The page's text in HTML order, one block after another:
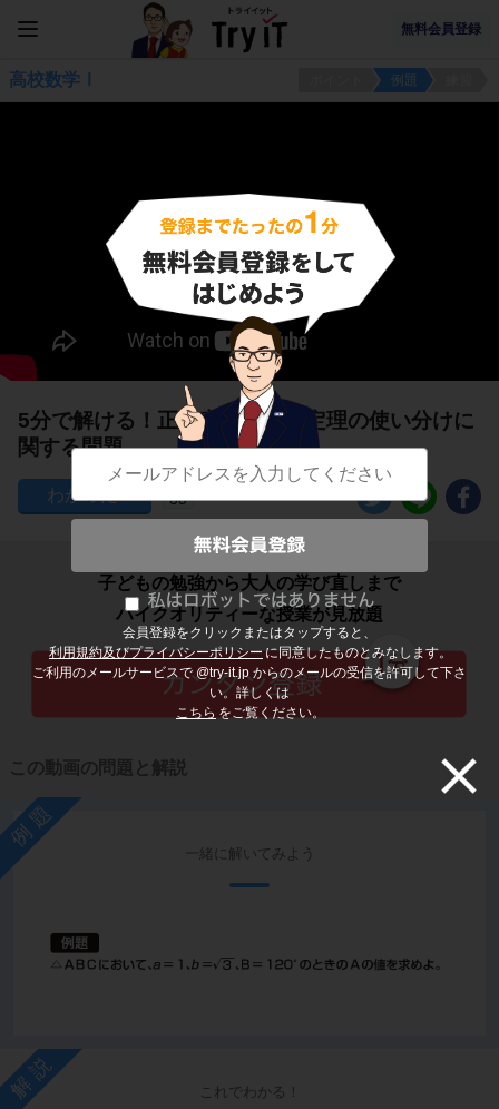
無料会員登録
会員登録をクリックまたはタップすると、
利用規約及びプライバシーポリシーに同意したものとみなします。
ご利用のメールサービスで @try-it.jp からのメールの受信を許可して下さ
い。詳しくは
こちら をご覧ください。
高校数学Ⅰ 例題
5分で解ける！正弦定理と余弦定理の使い分けに
関する問題
83
子どもの勉強から大人の学び直しまで
ハイクオリティーな授業が見放題
この動画の問題と解説
例題
一緒に解いてみよう
解説 これでわかる！